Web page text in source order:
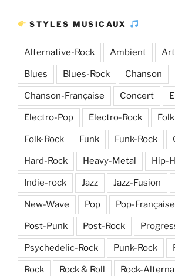
STYLES MUSICAUX
Alternative-Rock Ambient
Blues Blues-Rock Chanson
Chanson-Française Concert
Electro-Pop Electro-Rock Folk
Folk-Rock Funk Funk-Rock
Hard-Rock Heavy-Metal Hip-
Indie-rock Jazz Jazz-Fusion
New-Wave Pop Pop-Française
Post-Punk Post-Rock
Psychedelic-Rock Punk-Rock
Rock Rock & Roll Rock-